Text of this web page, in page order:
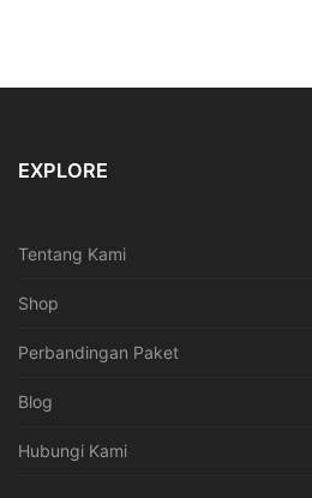
EXPLORE
Tentang Kami
Shop
Perbandingan Paket
Blog
Hubungi Kami